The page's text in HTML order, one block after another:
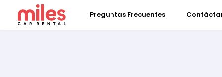
Preguntas Frecuentes